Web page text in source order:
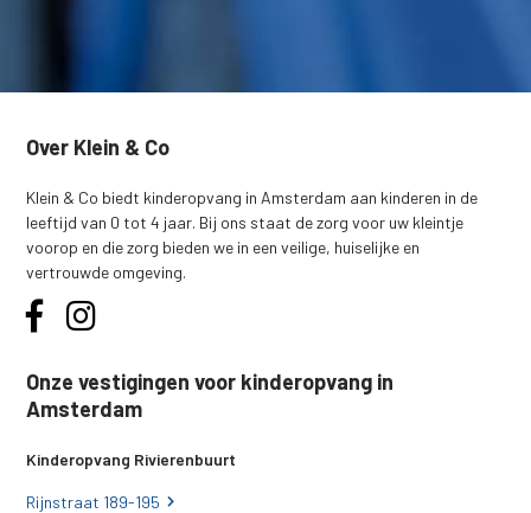
Over Klein & Co
Klein & Co biedt kinderopvang in Amsterdam aan kinderen in de
leeftijd van 0 tot 4 jaar. Bij ons staat de zorg voor uw kleintje
voorop en die zorg bieden we in een veilige, huiselijke en
vertrouwde omgeving.
Onze vestigingen voor kinderopvang in
Amsterdam
Kinderopvang Rivierenbuurt
Rijnstraat 189-195